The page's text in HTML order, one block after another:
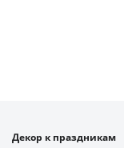
Декор к праздникам